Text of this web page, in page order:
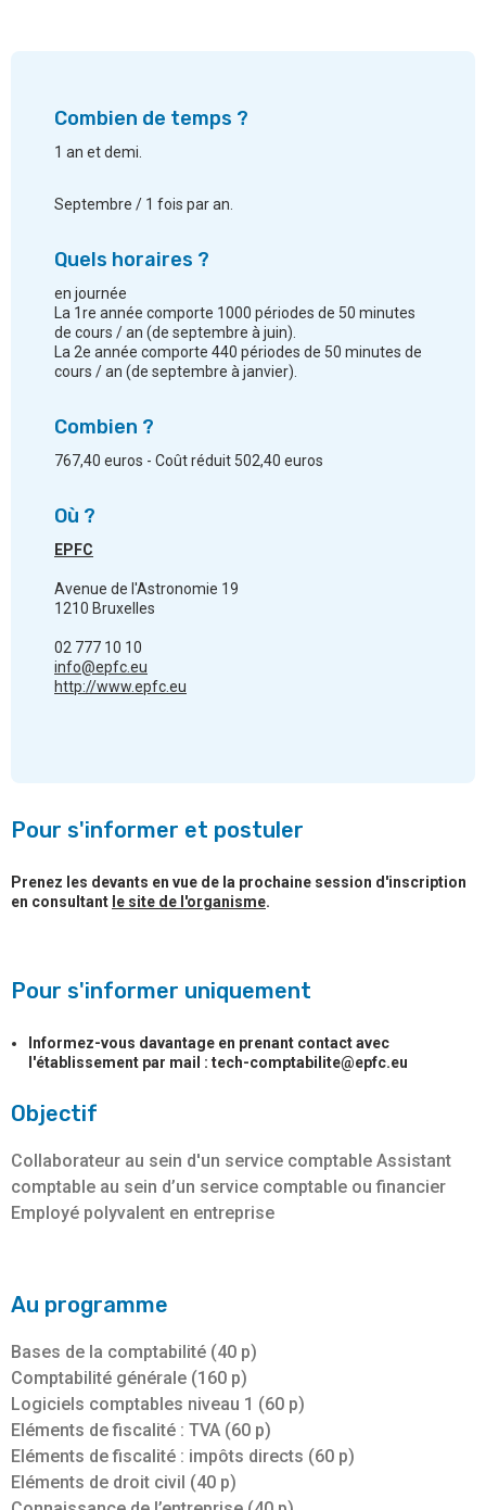
Objectif
Collaborateur au sein d'un service comptable Assistant
comptable au sein d’un service comptable ou financier
Employé polyvalent en entreprise
Au programme
Bases de la comptabilité (40 p)
Comptabilité générale (160 p)
Logiciels comptables niveau 1 (60 p)
Eléments de fiscalité : TVA (60 p)
Eléments de fiscalité : impôts directs (60 p)
Eléments de droit civil (40 p)
Combien de temps ?
1 an et demi.
Septembre / 1 fois par an.
Quels horaires ?
en journée
La 1re année comporte 1000 périodes de 50 minutes
de cours / an (de septembre à juin).
La 2e année comporte 440 périodes de 50 minutes de
cours / an (de septembre à janvier).
Combien ?
767,40 euros - Coût réduit 502,40 euros
Où ?
EPFC
Avenue de l'Astronomie 19
1210 Bruxelles
02 777 10 10
info@epfc.eu
http://www.epfc.eu
Pour s'informer et postuler
Prenez les devants en vue de la prochaine session d'inscription
en consultant le site de l'organisme.
Pour s'informer uniquement
Informez-vous davantage en prenant contact avec
l'établissement par mail : tech-comptabilite@epfc.eu